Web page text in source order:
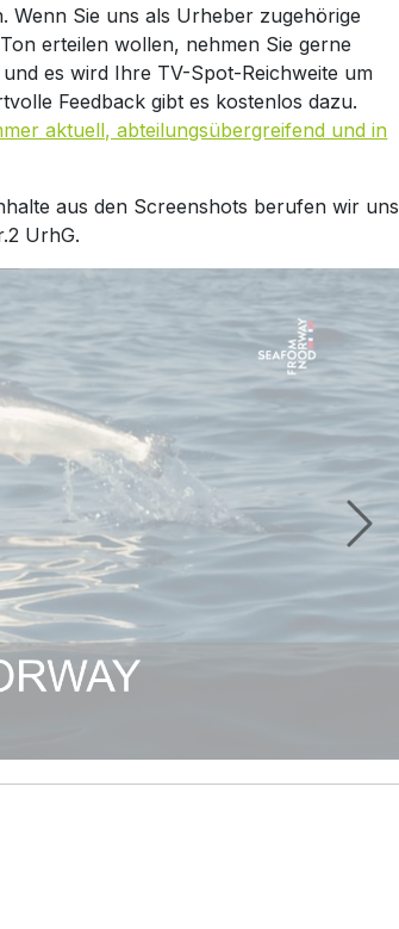
Wenn Sie uns als Urheber zugehörige
erteilen wollen, nehmen Sie gerne
es wird Ihre TV-Spot-Reichweite um
Feedback gibt es kostenlos dazu.
aktuell, abteilungsübergreifend und in
aus den Screenshots berufen wir uns
UrhG.